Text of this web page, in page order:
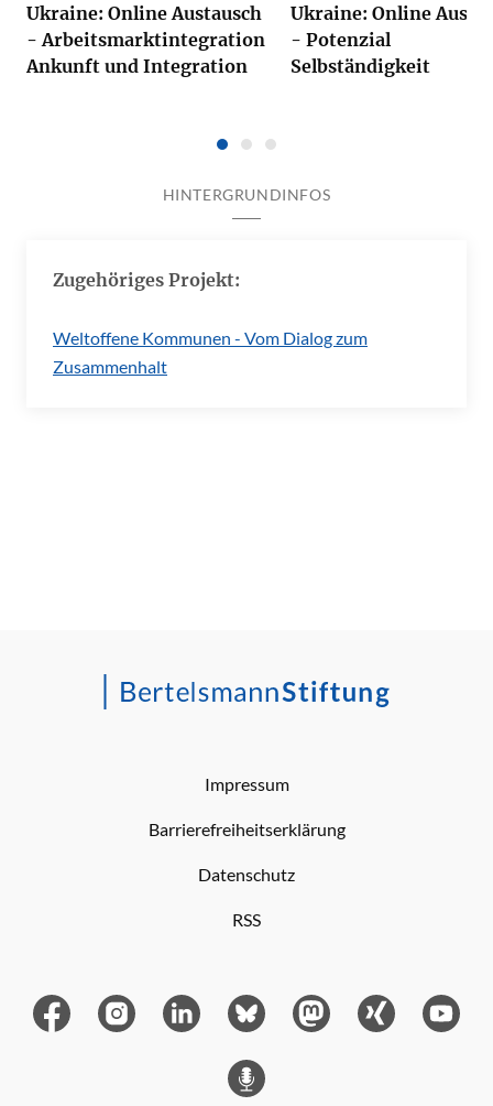
Ukraine: Online Austausch
- Arbeitsmarktintegration
Ankunft und Integration
Ukraine: Online
- Potenzial
Selbständigkeit
HINTERGRUNDINFOS
Zugehöriges Projekt:
Weltoffene Kommunen - Vom Dialog zum
Zusammenhalt
Impressum
Barrierefreiheitserklärung
Datenschutz
RSS